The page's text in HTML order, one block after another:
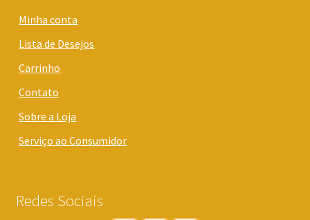
Minha conta
Lista de Desejos
Carrinho
Contato
Sobre a Loja
Serviço ao Consumidor
Redes Sociais